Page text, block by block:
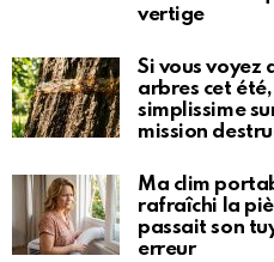
vertige
Si vous voyez
arbres cet
simplissime
mission
Ma clim
rafraîchi la
passait son
erreur